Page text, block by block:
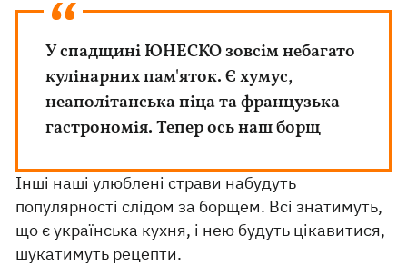
У спадщині ЮНЕСКО зовсім небагато
кулінарних пам'яток. Є хумус,
неаполітанська піца та французька
гастрономія. Тепер ось наш борщ
Інші наші улюблені страви набудуть
популярності слідом за борщем. Всі знатимуть,
що є українська кухня, і нею будуть цікавитися,
шукатимуть рецепти.